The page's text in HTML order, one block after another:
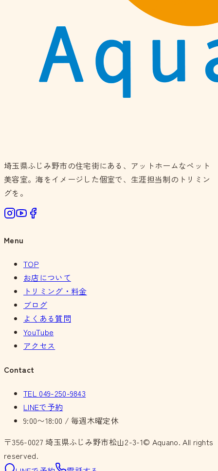
埼玉県ふじみ野市の住宅街にある、アットホームなペット
美容室。海をイメージした個室で、生涯担当制のトリミン
グを。
Menu
TOP
お店について
トリミング・料金
ブログ
よくある質問
YouTube
アクセス
Contact
TEL 049-250-9843
LINEで予約
9:00〜18:00 / 毎週木曜定休
〒356-0027 埼玉県ふじみ野市松山2-3-1© Aquano. All rights
reserved.